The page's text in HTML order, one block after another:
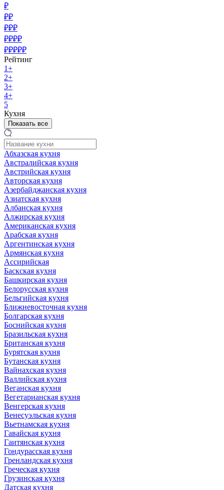
₽
₽₽
₽₽₽
₽₽₽₽
₽₽₽₽₽
Рейтинг
1+
2+
3+
4+
5
Кухня
Показать все
Абхазская кухня
Австралийская кухня
Австрийская кухня
Авторская кухня
Азербайджанская кухня
Азиатская кухня
Албанская кухня
Алжирская кухня
Американская кухня
Арабская кухня
Аргентинская кухня
Армянская кухня
Ассирийская
Баскская кухня
Башкирская кухня
Белорусская кухня
Бельгийская кухня
Ближневосточная кухня
Болгарская кухня
Боснийская кухня
Бразильская кухня
Британская кухня
Бурятская кухня
Бутанская кухня
Вайнахская кухня
Валлийская кухня
Веганская кухня
Вегетарианская кухня
Венгерская кухня
Венесуэльская кухня
Вьетнамская кухня
Гавайская кухня
Гаитянская кухня
Гондурасская кухня
Гренландская кухня
Греческая кухня
Грузинская кухня
Датская кухня